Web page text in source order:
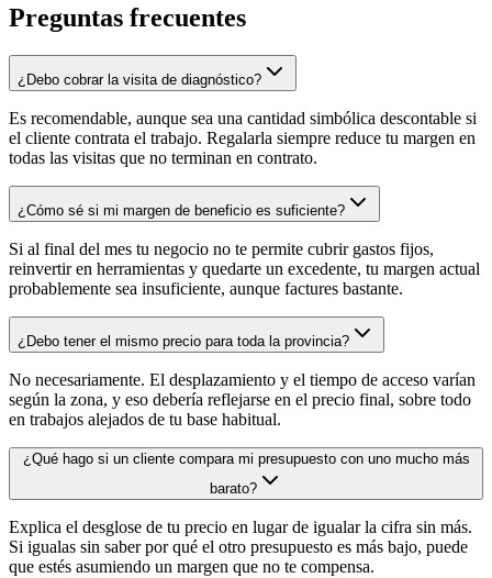
Preguntas frecuentes
¿Debo cobrar la visita de diagnóstico?
Es recomendable, aunque sea una cantidad simbólica descontable si
el cliente contrata el trabajo. Regalarla siempre reduce tu margen en
todas las visitas que no terminan en contrato.
¿Cómo sé si mi margen de beneficio es suficiente?
Si al final del mes tu negocio no te permite cubrir gastos fijos,
reinvertir en herramientas y quedarte un excedente, tu margen actual
probablemente sea insuficiente, aunque factures bastante.
¿Debo tener el mismo precio para toda la provincia?
No necesariamente. El desplazamiento y el tiempo de acceso varían
según la zona, y eso debería reflejarse en el precio final, sobre todo
en trabajos alejados de tu base habitual.
¿Qué hago si un cliente compara mi presupuesto con uno mucho más
barato?
Explica el desglose de tu precio en lugar de igualar la cifra sin más.
Si igualas sin saber por qué el otro presupuesto es más bajo, puede
que estés asumiendo un margen que no te compensa.